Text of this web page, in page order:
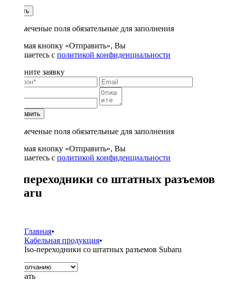
Купить
* - отмеченые поля обязательные для заполнения
Нажимая кнопку «Отправить», Вы
соглашаетесь с политикой конфиденциальности
Заполните заявку
Отправить
* - отмеченые поля обязательные для заполнения
Нажимая кнопку «Отправить», Вы
соглашаетесь с политикой конфиденциальности
Iso-переходники со штатных разъемов
Subaru
Главная•
Кабельная продукция•
Iso-переходники со штатных разъемов Subaru
Показать